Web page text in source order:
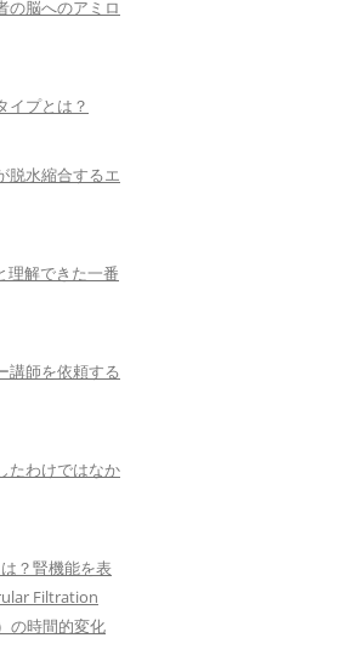
の脳へのアミロ
イプとは？
脱水縮合するエ
理解できた一番
講師を依頼する
たわけではなか
？腎機能を表
Filtration
の時間的変化